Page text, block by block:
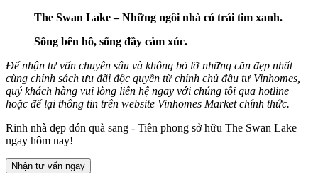
The Swan Lake – Những ngôi nhà có trái tim xanh.
Sống bên hồ, sống đầy cảm xúc.
Để nhận tư vấn chuyên sâu và không bỏ lỡ những căn đẹp nhất
cùng chính sách ưu đãi độc quyền từ chính chủ đầu tư Vinhomes,
quý khách hàng vui lòng liên hệ ngay với chúng tôi qua hotline
hoặc để lại thông tin trên website Vinhomes Market chính thức.
Rinh nhà đẹp đón quà sang - Tiên phong sở hữu The Swan Lake
ngay hôm nay!
Nhận tư vấn ngay